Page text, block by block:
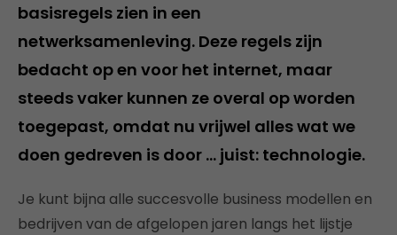
basisregels zien in een
netwerksamenleving. Deze regels zijn
bedacht op en voor het internet, maar
steeds vaker kunnen ze overal op worden
toegepast, omdat nu vrijwel alles wat we
doen gedreven is door … juist: technologie.
Je kunt bijna alle succesvolle business modellen en
bedrijven van de afgelopen jaren langs het lijstje